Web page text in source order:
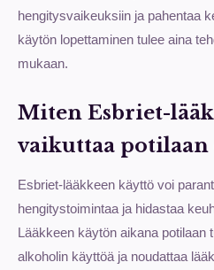
hengitysvaikeuksiin ja pahentaa
käytön lopettaminen tulee aina
mukaan.
Miten Esbriet-
vaikuttaa potilaan
Esbriet-lääkkeen käyttö voi
hengitystoimintaa ja hidastaa
Lääkkeen käytön aikana potilaan
alkoholin käyttöä ja noudattaa